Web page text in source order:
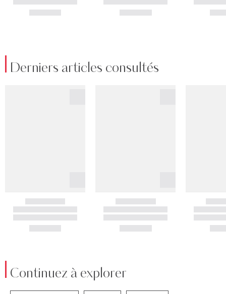
Derniers articles consultés
Continuez à explorer